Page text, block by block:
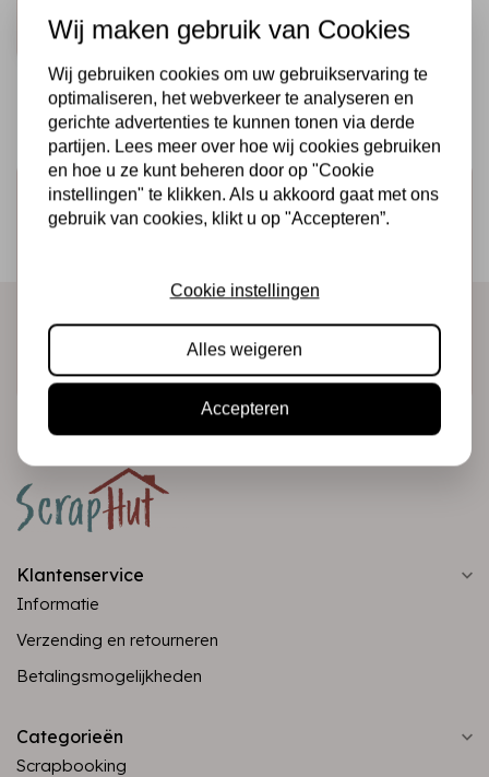
Snel toevoegen
Schrijf je in voor de nieuwsbrief
Ontvang als eerste onze actie en nieuwe producten
Klantenservice
Informatie
Verzending en retourneren
Betalingsmogelijkheden
Categorieën
Scrapbooking
Wij maken gebruik van Cookies
Wij gebruiken cookies om uw gebruikservaring te
optimaliseren, het webverkeer te analyseren en
gerichte advertenties te kunnen tonen via derde
partijen. Lees meer over hoe wij cookies gebruiken
en hoe u ze kunt beheren door op "Cookie
instellingen" te klikken. Als u akkoord gaat met ons
gebruik van cookies, klikt u op "Accepteren”.
Cookie instellingen
Alles weigeren
Accepteren